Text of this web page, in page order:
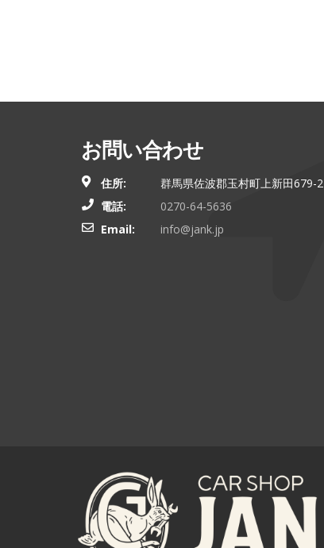
お問い合わせ
住所:
群馬県佐波郡玉村町上新田679-2
電話:
0270-64-5636
Email:
info@jank.jp